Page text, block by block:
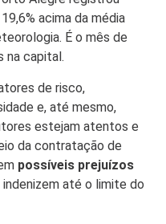
acima da média
É o mês de
na capital.
de risco,
e, até mesmo,
estejam atentos e
da contratação de
possíveis prejuízos
até o limite do